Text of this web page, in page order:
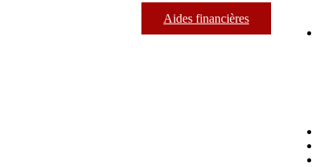
Aides financières